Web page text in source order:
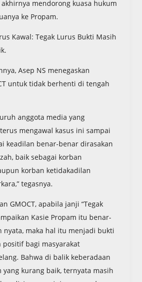
mendorong kuasa hukum
ke Propam.
Kawal: Tegak Lurus Bukti Masih
Asep NS menegaskan
untuk tidak berhenti di tengah
anggota media yang
mengawal kasus ini sampai
keadilan benar-benar dirasakan
baik sebagai korban
korban ketidakadilan
tegasnya.
GMOCT, apabila janji “Tegak
Kasie Propam itu benar-
nyata, maka hal itu menjadi bukti
positif bagi masyarakat
Bahwa di balik keberadaan
kurang baik, ternyata masih